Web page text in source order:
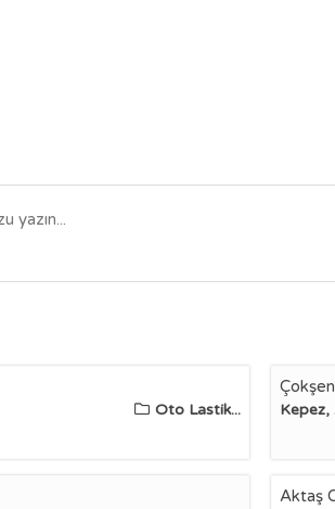
Oto Lastik... Kepez,
Aktaş